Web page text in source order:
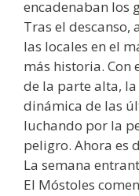
encadenaban los
Tras el descanso,
las locales en el
más historia. Con
de la parte alta,
dinámica de las
luchando por la
peligro. Ahora es
La semana
El Móstoles